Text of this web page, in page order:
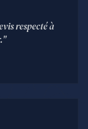
respecté à